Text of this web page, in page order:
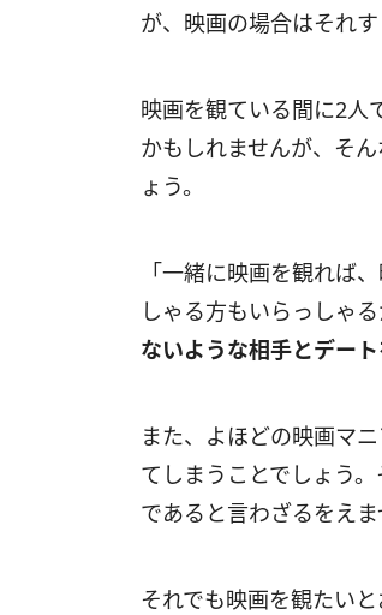
が、映画の場合はそれす
映画を観ている間に2人
かもしれませんが、そ
ょう。
「一緒に映画を観れば
しゃる方もいらっしゃる
ないような相手とデー
また、よほどの映画マ
てしまうことでしょう
であると言わざるをえま
それでも映画を観たい